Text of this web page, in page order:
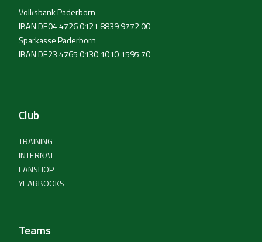
Volksbank Paderborn
IBAN DE04 4726 0121 8839 9772 00
Sparkasse Paderborn
IBAN DE23 4765 0130 1010 1595 70
Club
TRAINING
INTERNAT
FANSHOP
YEARBOOKS
Teams